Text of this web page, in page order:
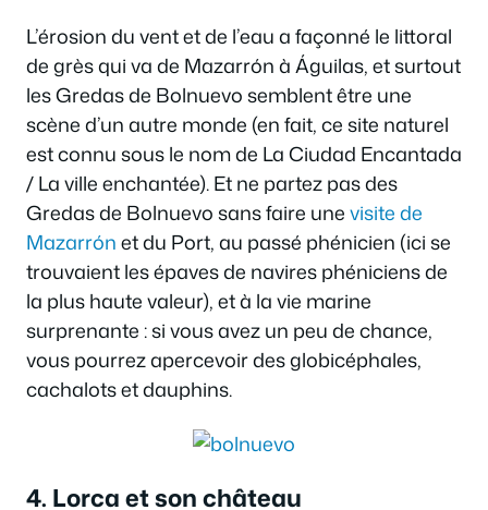
L’érosion du vent et de l’eau a façonné le littoral
de grès qui va de Mazarrón à Águilas, et surtout
les Gredas de Bolnuevo semblent être une
scène d’un autre monde (en fait, ce site naturel
est connu sous le nom de La Ciudad Encantada
/ La ville enchantée). Et ne partez pas des
Gredas de Bolnuevo sans faire unevisite de
Mazarrónet du Port, au passé phénicien (ici se
trouvaient les épaves de navires phéniciens de
la plus haute valeur), et à la vie marine
surprenante : si vous avez un peu de chance,
vous pourrez apercevoir des globicéphales,
cachalots et dauphins.
4. Lorca et son château